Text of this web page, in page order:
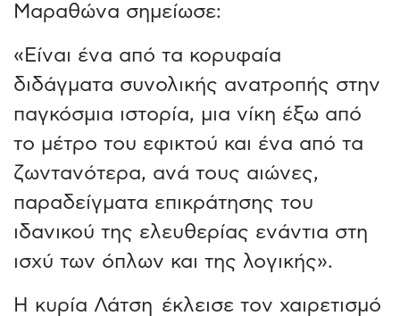
Μαραθώνα σημείωσε:
«Είναι ένα από τα κορυφαία
διδάγματα συνολικής ανατροπής στην
παγκόσμια ιστορία, μια νίκη έξω από
το μέτρο του εφικτού και ένα από τα
ζωντανότερα, ανά τους αιώνες,
παραδείγματα επικράτησης του
ιδανικού της ελευθερίας ενάντια στη
ισχύ των όπλων και της λογικής».
Η κυρία Λάτση έκλεισε τον χαιρετισμό